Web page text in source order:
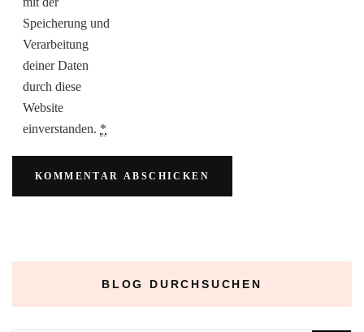
Speicherung und
Verarbeitung
deiner Daten
durch diese
Website
einverstanden. *
BLOG DURCHSUCHEN